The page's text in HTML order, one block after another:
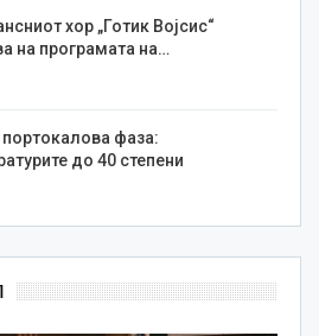
хор „Готик Војсис“
на програмата на…
фаза:
до 40 степени